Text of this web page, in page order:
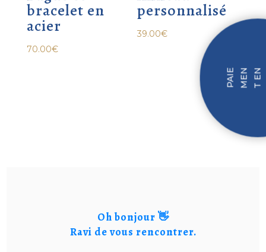
P
I
E
M
N
T
N
F
I
bracelet en
acier
70.00€
personnalisé
39.00€
Oh bonjour 👋
Ravi de vous rencontrer.